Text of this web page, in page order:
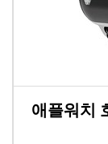
애플워치